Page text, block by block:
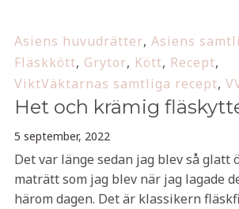
Asiens huvudrätter, Asiens
Fläskkött, Grytor, Kött, Recept,
ViktVäktarnas samtliga recept,
Het och krämig
5 september, 2022
Det var länge sedan jag blev så glatt
maträtt som jag blev när jag lagade
härom dagen. Det är klassikern